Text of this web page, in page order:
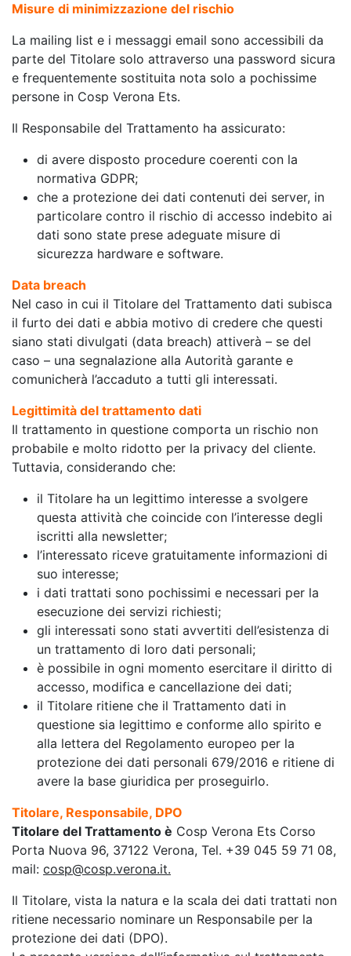
Misure di minimizzazione del rischio
La mailing list e i messaggi email sono accessibili da
parte del Titolare solo attraverso una password sicura
e frequentemente sostituita nota solo a pochissime
persone in Cosp Verona Ets.
Il Responsabile del Trattamento ha assicurato:
di avere disposto procedure coerenti con la
normativa GDPR;
che a protezione dei dati contenuti dei server, in
particolare contro il rischio di accesso indebito ai
dati sono state prese adeguate misure di
sicurezza hardware e software.
Data breach
Nel caso in cui il Titolare del Trattamento dati subisca
il furto dei dati e abbia motivo di credere che questi
siano stati divulgati (data breach) attiverà – se del
caso – una segnalazione alla Autorità garante e
comunicherà l’accaduto a tutti gli interessati.
Legittimità del trattamento dati
Il trattamento in questione comporta un rischio non
probabile e molto ridotto per la privacy del cliente.
Tuttavia, considerando che:
il Titolare ha un legittimo interesse a svolgere
questa attività che coincide con l’interesse degli
iscritti alla newsletter;
l’interessato riceve gratuitamente informazioni di
suo interesse;
i dati trattati sono pochissimi e necessari per la
esecuzione dei servizi richiesti;
gli interessati sono stati avvertiti dell’esistenza di
un trattamento di loro dati personali;
è possibile in ogni momento esercitare il diritto di
accesso, modifica e cancellazione dei dati;
il Titolare ritiene che il Trattamento dati in
questione sia legittimo e conforme allo spirito e
alla lettera del Regolamento europeo per la
protezione dei dati personali 679/2016 e ritiene di
avere la base giuridica per proseguirlo.
Titolare, Responsabile, DPO
Titolare del Trattamento è Cosp Verona Ets Corso
Porta Nuova 96, 37122 Verona, Tel. +39 045 59 71 08,
mail: cosp@cosp.verona.it.
Il Titolare, vista la natura e la scala dei dati trattati non
ritiene necessario nominare un Responsabile per la
protezione dei dati (DPO).